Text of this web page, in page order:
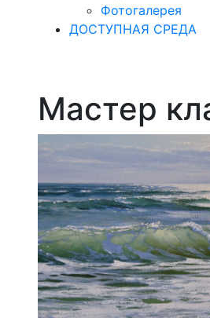
Фотогалерея
ДОСТУПНАЯ СРЕДА
Мастер